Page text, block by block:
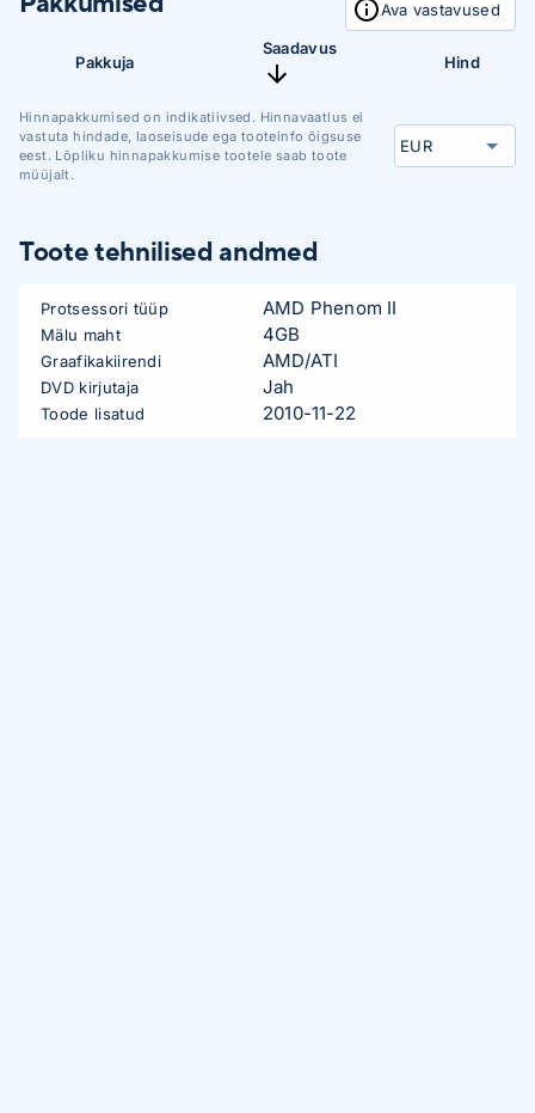
Ava vastavused
Pakkuja
Saadavus
Hind
Hinnapakkumised on indikatiivsed. Hinnavaatlus ei
vastuta hindade, laoseisude ega tooteinfo õigsuse
eest. Lõpliku hinnapakkumise tootele saab toote
müüjalt.
Toote tehnilised andmed
Protsessori tüüp AMD Phenom II
Mälu maht 4GB
Graafikakiirendi AMD/ATI
DVD kirjutaja Jah
Toode lisatud 2010-11-22